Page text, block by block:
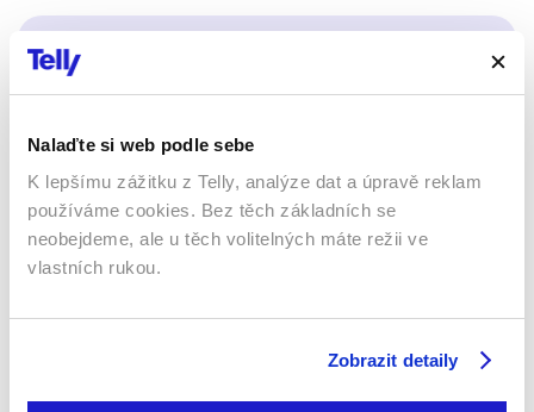
Nalaďte si web podle sebe
K lepšímu zážitku z Telly, analýze dat a úpravě reklam
používáme cookies. Bez těch základních se
neobejdeme, ale u těch volitelných máte režii ve
vlastních rukou.
Zobrazit detaily
Sledujte kdekoliv až na 6 zařízeních
po celé EU, a to až na 6 zařízeních.